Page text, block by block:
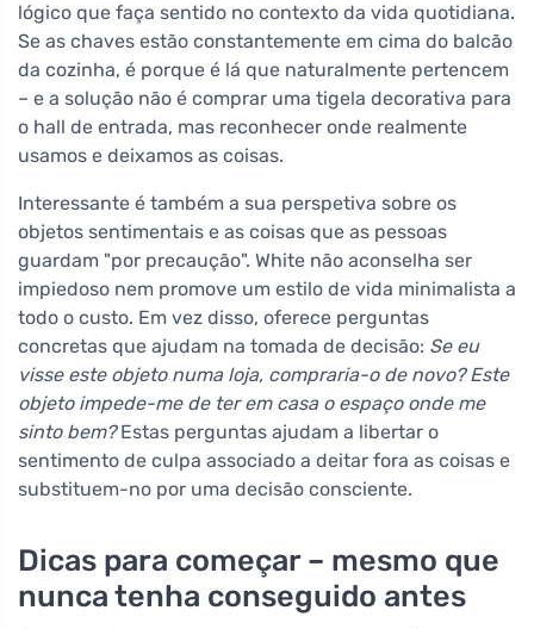
lógico que faça sentido no contexto da vida quotidiana.
Se as chaves estão constantemente em cima do balcão
da cozinha, é porque é lá que naturalmente pertencem
– e a solução não é comprar uma tigela decorativa para
o hall de entrada, mas reconhecer onde realmente
usamos e deixamos as coisas.
Interessante é também a sua perspetiva sobre os
objetos sentimentais e as coisas que as pessoas
guardam "por precaução". White não aconselha ser
impiedoso nem promove um estilo de vida minimalista a
todo o custo. Em vez disso, oferece perguntas
concretas que ajudam na tomada de decisão: Se eu
visse este objeto numa loja, compraria-o de novo? Este
objeto impede-me de ter em casa o espaço onde me
sinto bem?Estas perguntas ajudam a libertar o
sentimento de culpa associado a deitar fora as coisas e
substituem-no por uma decisão consciente.
Dicas para começar – mesmo que
nunca tenha conseguido antes